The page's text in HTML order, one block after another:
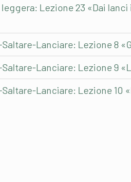
Lezione 23 «Dai
Saltare-Lanciare: Lezione 8
Saltare-Lanciare: Lezione 9
Saltare-Lanciare: Lezione 10